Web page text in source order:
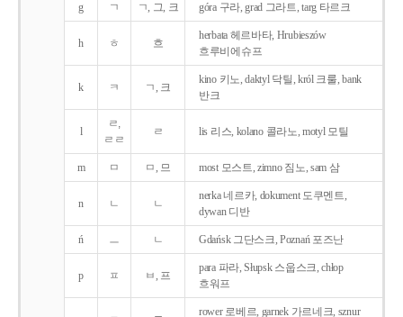
g ㄱ ㄱ, 그, 크 góra 구라, grad 그라트, targ 타르크
h ㅎ 흐
herbata 헤르바타, Hrubieszów
흐루비에슈프
k ㅋ ㄱ, 크
kino 키노, daktyl 닥틸, król 크룰, bank
반크
l
ㄹ,
ㄹㄹ
ㄹ lis 리스, kolano 콜라노, motyl 모틸
m ㅁ ㅁ, 므 most 모스트, zimno 짐노, sam 삼
n ㄴ ㄴ
nerka 네르카, dokument 도쿠멘트,
dywan 디반
ń ㅡ ㄴ Gdańsk 그단스크, Poznań 포즈난
p ㅍ ㅂ, 프
para 파라, Słupsk 스웁스크, chłop
흐워프
rower 로베르, garnek 가르네크, sznur